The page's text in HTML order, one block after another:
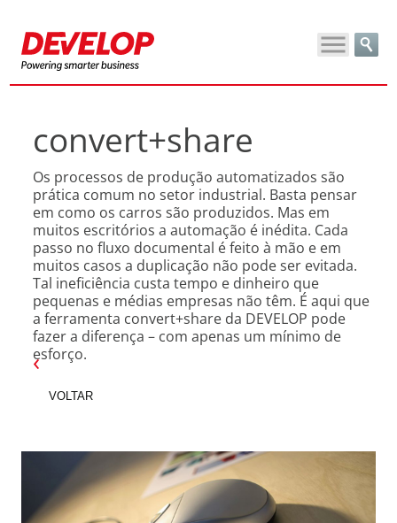
convert+share
Os processos de produção automatizados são
prática comum no setor industrial. Basta pensar
em como os carros são produzidos. Mas em
muitos escritórios a automação é inédita. Cada
passo no fluxo documental é feito à mão e em
muitos casos a duplicação não pode ser evitada.
Tal ineficiência custa tempo e dinheiro que
pequenas e médias empresas não têm. É aqui que
a ferramenta convert+share da DEVELOP pode
fazer a diferença – com apenas um mínimo de
esforço.
VOLTAR